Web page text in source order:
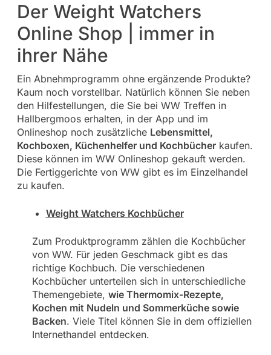
Der Weight Watchers
Online Shop | immer in
ihrer Nähe
Ein Abnehmprogramm ohne ergänzende Produkte?
Kaum noch vorstellbar. Natürlich können Sie neben
den Hilfestellungen, die Sie bei WW Treffen in
Hallbergmoos erhalten, in der App und im
Onlineshop noch zusätzliche Lebensmittel,
Kochboxen, Küchenhelfer und Kochbücherkaufen.
Diese können im WW Onlineshop gekauft werden.
Die Fertiggerichte von WW gibt es im Einzelhandel
zu kaufen.
Weight Watchers Kochbücher
Zum Produktprogramm zählen die Kochbücher
von WW. Für jeden Geschmack gibt es das
richtige Kochbuch. Die verschiedenen
Kochbücher unterteilen sich in unterschiedliche
Themengebiete, wie Thermomix-Rezepte,
Kochen mit Nudeln und Sommerküche sowie
Backen. Viele Titel können Sie in dem offiziellen
Internethandel entdecken.